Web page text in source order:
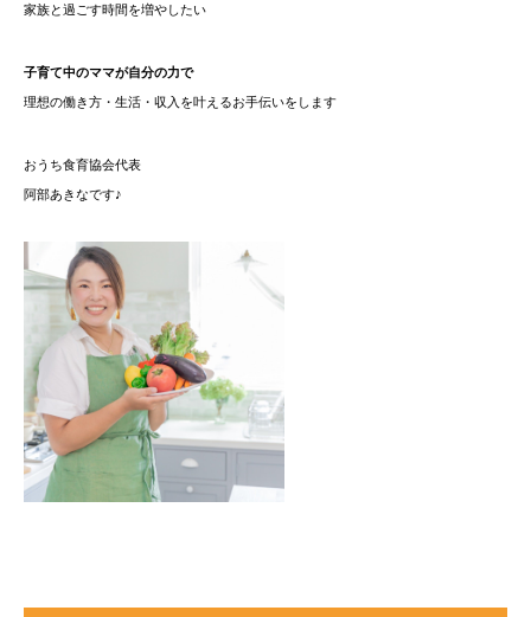
家族と過ごす時間を増やしたい
子育て中のママが自分の力で
理想の働き方・生活・収入を叶えるお手伝いをします
おうち食育協会代表
阿部あきなです♪